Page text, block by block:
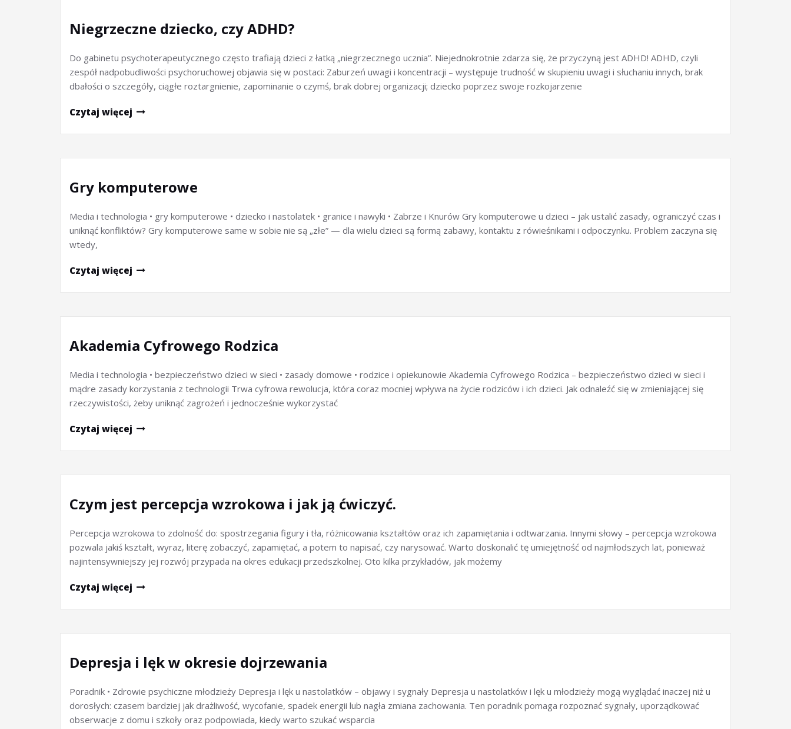
Niegrzeczne dziecko, czy ADHD?
Do gabinetu psychoterapeutycznego często trafiają dzieci z łatką „niegrzecznego ucznia”. Niejednokrotnie zdarza się, że przyczyną jest ADHD! ADHD, czyli
zespół nadpobudliwości psychoruchowej objawia się w postaci: Zaburzeń uwagi i koncentracji – występuje trudność w skupieniu uwagi i słuchaniu innych, brak
dbałości o szczegóły, ciągłe roztargnienie, zapominanie o czymś, brak dobrej organizacji; dziecko poprzez swoje rozkojarzenie
Czytaj więcej
Gry komputerowe
Media i technologia • gry komputerowe • dziecko i nastolatek • granice i nawyki • Zabrze i Knurów Gry komputerowe u dzieci – jak ustalić zasady, ograniczyć czas i
uniknąć konfliktów? Gry komputerowe same w sobie nie są „złe” — dla wielu dzieci są formą zabawy, kontaktu z rówieśnikami i odpoczynku. Problem zaczyna się
wtedy,
Czytaj więcej
Akademia Cyfrowego Rodzica
Media i technologia • bezpieczeństwo dzieci w sieci • zasady domowe • rodzice i opiekunowie Akademia Cyfrowego Rodzica – bezpieczeństwo dzieci w sieci i
mądre zasady korzystania z technologii Trwa cyfrowa rewolucja, która coraz mocniej wpływa na życie rodziców i ich dzieci. Jak odnaleźć się w zmieniającej się
rzeczywistości, żeby uniknąć zagrożeń i jednocześnie wykorzystać
Czytaj więcej
Czym jest percepcja wzrokowa i jak ją ćwiczyć.
Percepcja wzrokowa to zdolność do: spostrzegania figury i tła, różnicowania kształtów oraz ich zapamiętania i odtwarzania. Innymi słowy – percepcja wzrokowa
pozwala jakiś kształt, wyraz, literę zobaczyć, zapamiętać, a potem to napisać, czy narysować. Warto doskonalić tę umiejętność od najmłodszych lat, ponieważ
najintensywniejszy jej rozwój przypada na okres edukacji przedszkolnej. Oto kilka przykładów, jak możemy
Czytaj więcej
Depresja i lęk w okresie dojrzewania
Poradnik • Zdrowie psychiczne młodzieży Depresja i lęk u nastolatków – objawy i sygnały Depresja u nastolatków i lęk u młodzieży mogą wyglądać inaczej niż u
dorosłych: czasem bardziej jak drażliwość, wycofanie, spadek energii lub nagła zmiana zachowania. Ten poradnik pomaga rozpoznać sygnały, uporządkować
obserwacje z domu i szkoły oraz podpowiada, kiedy warto szukać wsparcia